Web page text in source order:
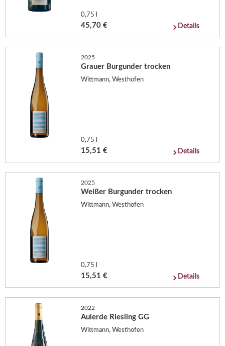
0,75 l
45,70 € Details
2025
Grauer Burgunder trocken
Wittmann, Westhofen
0,75 l
15,51 € Details
2025
Weißer Burgunder trocken
Wittmann, Westhofen
0,75 l
15,51 € Details
2022
Aulerde Riesling GG
Wittmann, Westhofen